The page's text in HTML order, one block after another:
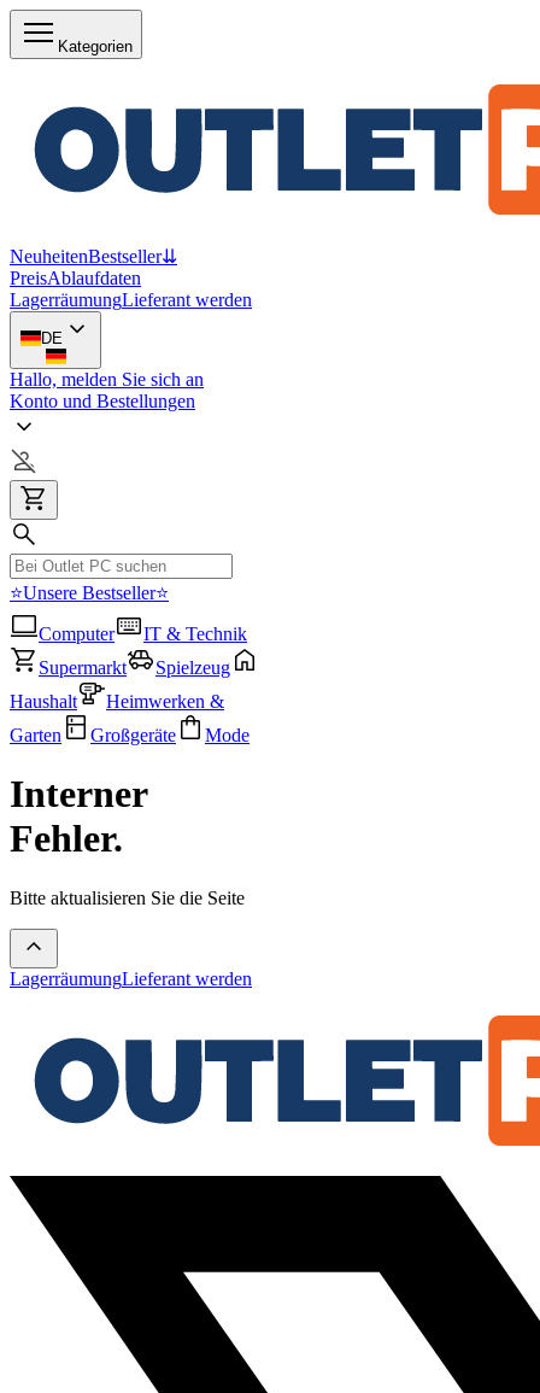
Kategorien
NeuheitenBestseller⇊
PreisAblaufdaten
LagerräumungLieferant werden
DE
Hallo, melden Sie sich an
Konto und Bestellungen
⭐Unsere Bestseller⭐
Computer
IT & Technik
Supermarkt
Spielzeug
Haushalt
Heimwerken &
Garten
Großgeräte Mode
Interner
Fehler.
Bitte aktualisieren Sie die Seite
LagerräumungLieferant werden